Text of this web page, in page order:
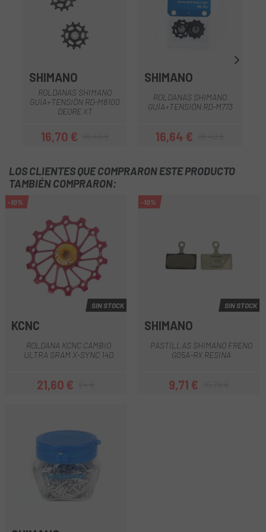
SHIMANO
ROLDANAS SHIMANO
GUÍA+TENSIÓN RD-M8100
DEORE XT
Precio
16,70 €Precio regular
SHIMANO
ROLDANAS SHIMANO
GUÍA+TENSIÓN RD-M773
Precio
16,64 €Precio regular
LOS CLIENTES QUE COMPRARON ESTE PRODUCTO
TAMBIÉN COMPRARON:
-10%
SIN STOCK
KCNC
ROLDANA KCNC CAMBIO
ULTRA SRAM X-SYNC 14D
Precio
21,60 €Precio regular
-10%
SIN STOCK
SHIMANO
PASTILLAS SHIMANO FRENO
G05A-RX RESINA
9,71 €